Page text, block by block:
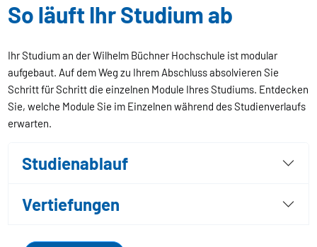
So läuft Ihr Studium ab
Ihr Studium an der Wilhelm Büchner Hochschule ist modular
aufgebaut. Auf dem Weg zu Ihrem Abschluss absolvieren Sie
Schritt für Schritt die einzelnen Module Ihres Studiums. Entdecken
Sie, welche Module Sie im Einzelnen während des Studienverlaufs
erwarten.
Studienablauf
Vertiefungen